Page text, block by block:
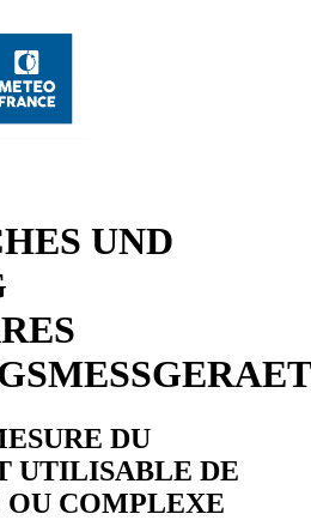
UND
DU
UTILISABLE DE
COMPLEXE